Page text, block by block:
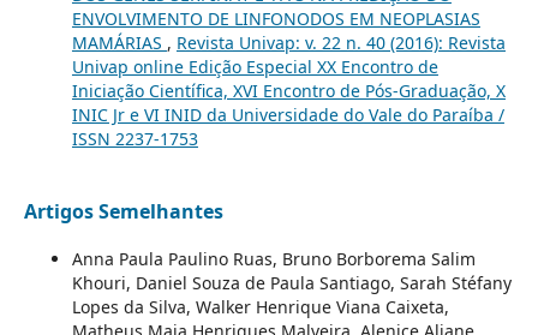
ENVOLVIMENTO DE LINFONODOS EM NEOPLASIAS
MAMÁRIAS , Revista Univap: v. 22 n. 40 (2016): Revista
Univap online Edição Especial XX Encontro de
Iniciação Científica, XVI Encontro de Pós-Graduação, X
INIC Jr e VI INID da Universidade do Vale do Paraíba /
ISSN 2237-1753
Artigos Semelhantes
Anna Paula Paulino Ruas, Bruno Borborema Salim
Khouri, Daniel Souza de Paula Santiago, Sarah Stéfany
Lopes da Silva, Walker Henrique Viana Caixeta,
Matheus Maia Henriques Malveira, Alenice Aliane